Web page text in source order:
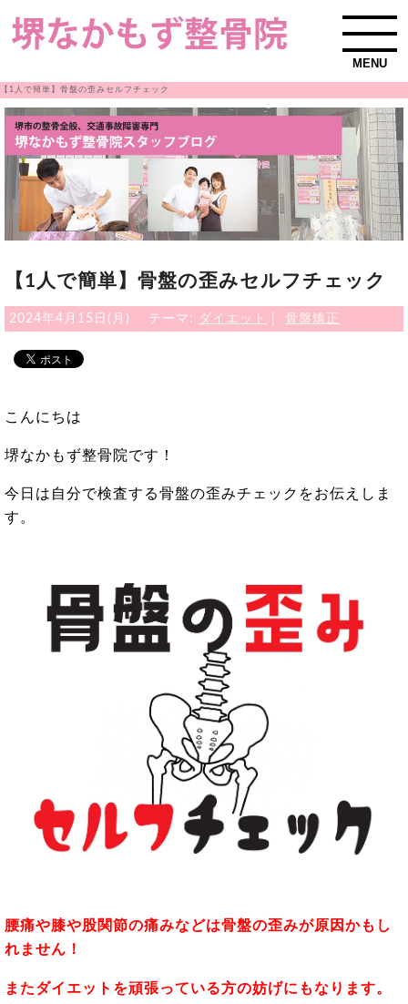
MENU
【1人で簡単】骨盤の歪みセルフチェック
【1人で簡単】骨盤の歪みセルフチェック
2024年4月15日(月) テーマ: ダイエット 骨盤矯正
こんにちは
堺なかもず整骨院です！
今日は自分で検査する骨盤の歪みチェックをお伝えしま
す。
腰痛や膝や股関節の痛みなどは骨盤の歪みが原因かもし
れません！
またダイエットを頑張っている方の妨げにもなります。